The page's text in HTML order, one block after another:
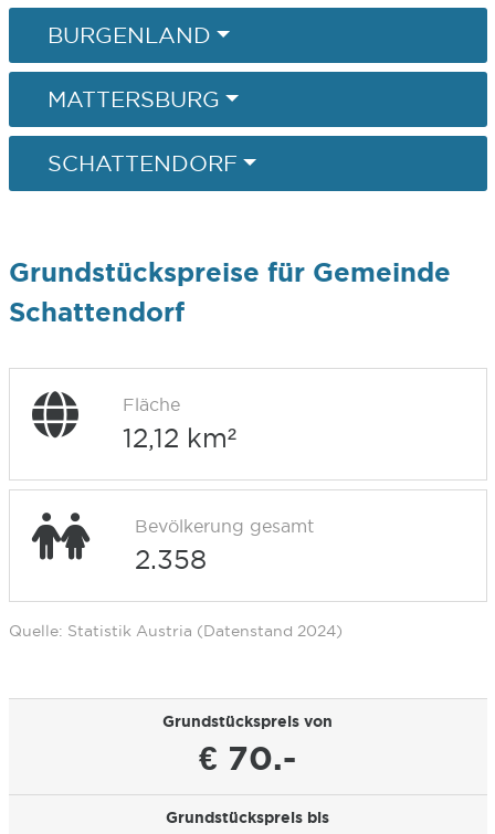
BURGENLAND
MATTERSBURG
SCHATTENDORF
Grundstückspreise für Gemeinde
Schattendorf
Fläche
12,12 km²
Bevölkerung gesamt
2.358
Quelle: Statistik Austria (Datenstand 2024)
Grundstückspreis von
€ 70.-
Grundstückspreis bis